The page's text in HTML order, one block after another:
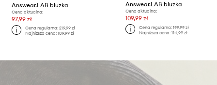
Answear.LAB bluzka
Cena aktualna:
97,99 zł
Cena regularna:219,99 zł
Najniższa cena:109,99 zł
Answear.LAB bluzka
Cena aktualna:
109,99 zł
Cena regularna: 199,99 zł
Najniższa cena: 114,99 zł